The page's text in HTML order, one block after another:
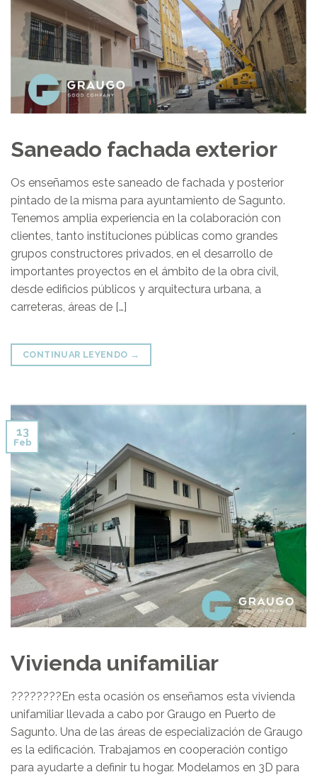
Saneado fachada exterior
Os enseñamos este saneado de fachada y posterior
pintado de la misma para ayuntamiento de Sagunto.
Tenemos amplia experiencia en la colaboración con
clientes, tanto instituciones públicas como grandes
grupos constructores privados, en el desarrollo de
importantes proyectos en el ámbito de la obra civil,
desde edificios públicos y arquitectura urbana, a
carreteras, áreas de […]
CONTINUAR LEYENDO →
13
Feb
Vivienda unifamiliar
????????️En esta ocasión os enseñamos esta vivienda
unifamiliar llevada a cabo por Graugo en Puerto de
Sagunto. Una de las áreas de especialización de Graugo
es la edificación. Trabajamos en cooperación contigo
para ayudarte a definir tu hogar. Modelamos en 3D para